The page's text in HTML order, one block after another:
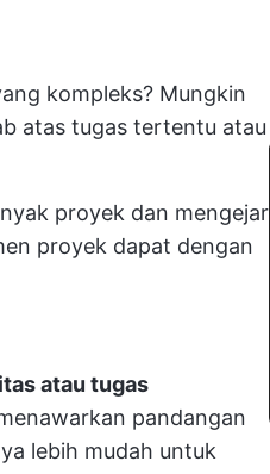
kompleks? Mungkin
atas tugas tertentu atau
proyek dan mengejar
proyek dapat dengan
atau tugas
pandangan
lebih mudah untuk